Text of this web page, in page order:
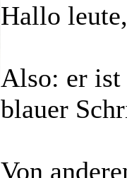
Hallo
Also: er ist
blauer
Von